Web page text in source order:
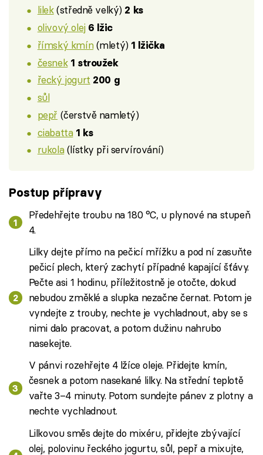
lilek(středně velký) 2 ks
olivový olej 6 lžic
římský kmín(mletý) 1 lžička
česnek 1 stroužek
řecký jogurt 200 g
sůl
pepř (čerstvě namletý)
ciabatta 1 ks
rukola(lístky při servírování)
Postup přípravy
Předehřejte troubu na 180 °C, u plynové na stupeň
4.
Lilky dejte přímo na pečicí mřížku a pod ní zasuňte
pečicí plech, který zachytí případné kapající šťávy.
Pečte asi 1 hodinu, příležitostně je otočte, dokud
nebudou změklé a slupka nezačne černat. Potom je
vyndejte z trouby, nechte je vychladnout, aby se s
nimi dalo pracovat, a potom dužinu nahrubo
nasekejte.
V pánvi rozehřejte 4 lžíce oleje. Přidejte kmín,
česnek a potom nasekané lilky. Na střední teplotě
vařte 3–4 minuty. Potom sundejte pánev z plotny a
nechte vychladnout.
Lilkovou směs dejte do mixéru, přidejte zbývající
olej, polovinu řeckého jogurtu, sůl, pepř a mixujte,